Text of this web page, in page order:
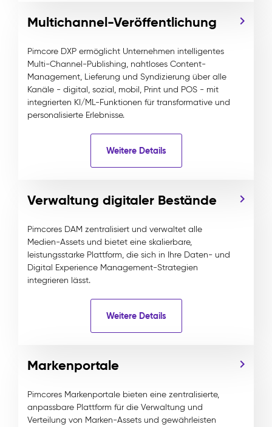
Multichannel-Veröffentlichung
Pimcore DXP ermöglicht Unternehmen intelligentes
Multi-Channel-Publishing, nahtloses Content-
Management, Lieferung und Syndizierung über alle
Kanäle - digital, sozial, mobil, Print und POS - mit
integrierten KI/ML-Funktionen für transformative und
personalisierte Erlebnisse.
Weitere Details
Verwaltung digitaler Bestände
Pimcores DAM zentralisiert und verwaltet alle
Medien-Assets und bietet eine skalierbare,
leistungsstarke Plattform, die sich in Ihre Daten- und
Digital Experience Management-Strategien
integrieren lässt.
Weitere Details
Markenportale
Pimcores Markenportale bieten eine zentralisierte,
anpassbare Plattform für die Verwaltung und
Verteilung von Marken-Assets und gewährleisten